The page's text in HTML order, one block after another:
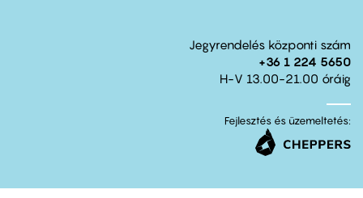
Jegyrendelés központi szám
+36 1 224 5650
H-V 13.00-21.00 óráig
Fejlesztés és üzemeltetés: